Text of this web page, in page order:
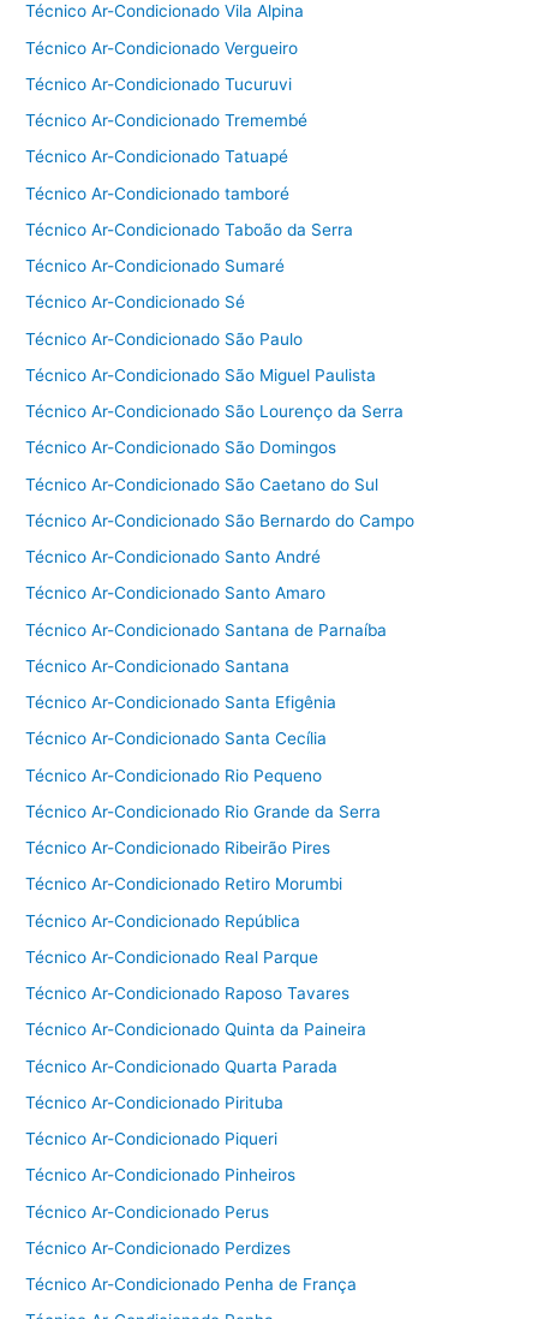
Técnico Ar-Condicionado Vila Alpina
Técnico Ar-Condicionado Vergueiro
Técnico Ar-Condicionado Tucuruvi
Técnico Ar-Condicionado Tremembé
Técnico Ar-Condicionado Tatuapé
Técnico Ar-Condicionado tamboré
Técnico Ar-Condicionado Taboão da Serra
Técnico Ar-Condicionado Sumaré
Técnico Ar-Condicionado Sé
Técnico Ar-Condicionado São Paulo
Técnico Ar-Condicionado São Miguel Paulista
Técnico Ar-Condicionado São Lourenço da Serra
Técnico Ar-Condicionado São Domingos
Técnico Ar-Condicionado São Caetano do Sul
Técnico Ar-Condicionado São Bernardo do Campo
Técnico Ar-Condicionado Santo André
Técnico Ar-Condicionado Santo Amaro
Técnico Ar-Condicionado Santana de Parnaíba
Técnico Ar-Condicionado Santana
Técnico Ar-Condicionado Santa Efigênia
Técnico Ar-Condicionado Santa Cecília
Técnico Ar-Condicionado Rio Pequeno
Técnico Ar-Condicionado Rio Grande da Serra
Técnico Ar-Condicionado Ribeirão Pires
Técnico Ar-Condicionado Retiro Morumbi
Técnico Ar-Condicionado República
Técnico Ar-Condicionado Real Parque
Técnico Ar-Condicionado Raposo Tavares
Técnico Ar-Condicionado Quinta da Paineira
Técnico Ar-Condicionado Quarta Parada
Técnico Ar-Condicionado Pirituba
Técnico Ar-Condicionado Piqueri
Técnico Ar-Condicionado Pinheiros
Técnico Ar-Condicionado Perus
Técnico Ar-Condicionado Perdizes
Técnico Ar-Condicionado Penha de França